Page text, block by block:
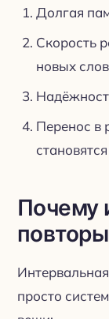
Долгая
Скорость
новых слов
Перенос в
Почему
просто